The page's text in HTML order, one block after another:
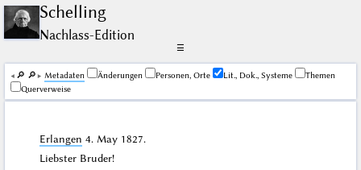
Schelling
Nachlass-Edition
☰
🔎︎ 🔎︎ Me­ta­da­ten Änderungen Personen, Orte Lit., Dok., Systeme
Themen
Querverweise
Erlangen 4. May 1827.
Liebster Bruder!